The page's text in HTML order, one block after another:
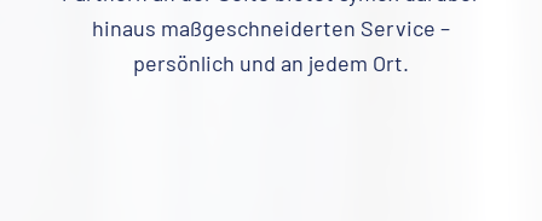
hinaus maßgeschneiderten Service –
persönlich und an jedem Ort.